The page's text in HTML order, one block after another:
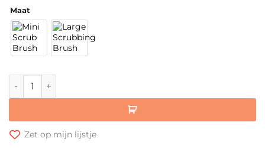
Maat
LoofCo Kokosvezel Scrubbing Brush aantal
Zet op mijn lijstje